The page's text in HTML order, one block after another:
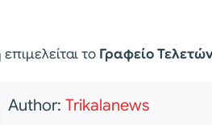
το Γραφείο
Author: Trikalanews